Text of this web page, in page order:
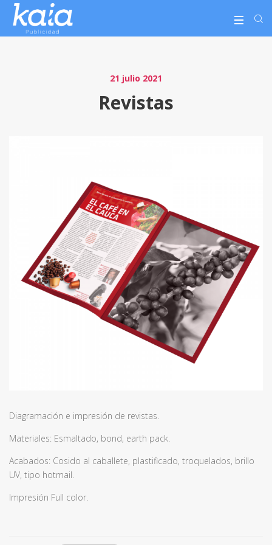
21 julio 2021
Revistas
Diagramación e impresión de revistas.
Materiales: Esmaltado, bond, earth pack.
Acabados: Cosido al caballete, plastificado, troquelados, brillo
UV, tipo hotmail.
Impresión Full color.